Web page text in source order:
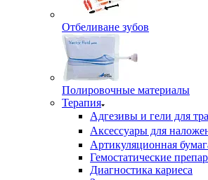
Отбеливане зубов
Полировочные материалы
Терапия
Адгезивы и гели для
Аксессуары для
Артикуляционная
Гемостатические
Диагностика кариеса